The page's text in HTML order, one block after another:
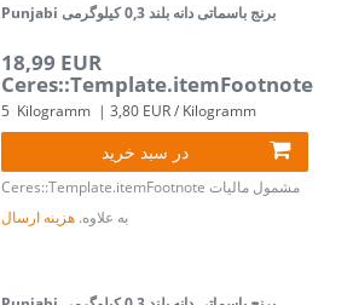
Punjabi برنج باسماتی دانه بلند 0,3 کیلوگرمی
18,99 EUR
Ceres::Template.itemFootnote
5 Kilogramm | 3,80 EUR / Kilogramm
در سبد خرید
Ceres::Template.itemFootnote مشمول مالیات
به علاوه. هزینه ارسال